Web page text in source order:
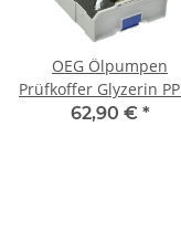
OEG Ölpumpen
Prüfkoffer Glyzerin
62,90 € *